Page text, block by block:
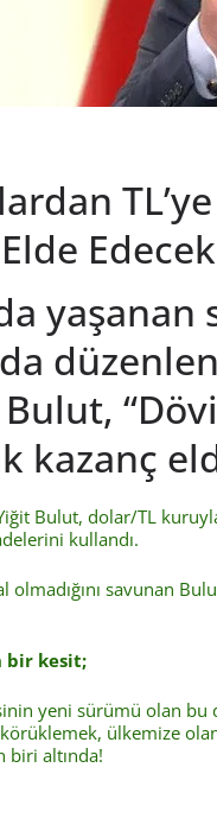
Edecek
yaşanan
kazanç
Bulut, dolar/TL
kullandı.
savunan
bir kesit;
yeni sürümü olan bu
ülkemize
biri altında!